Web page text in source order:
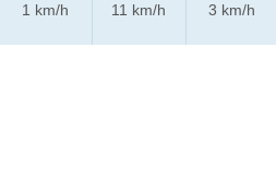
1 km/h
11 km/h
3 km/h